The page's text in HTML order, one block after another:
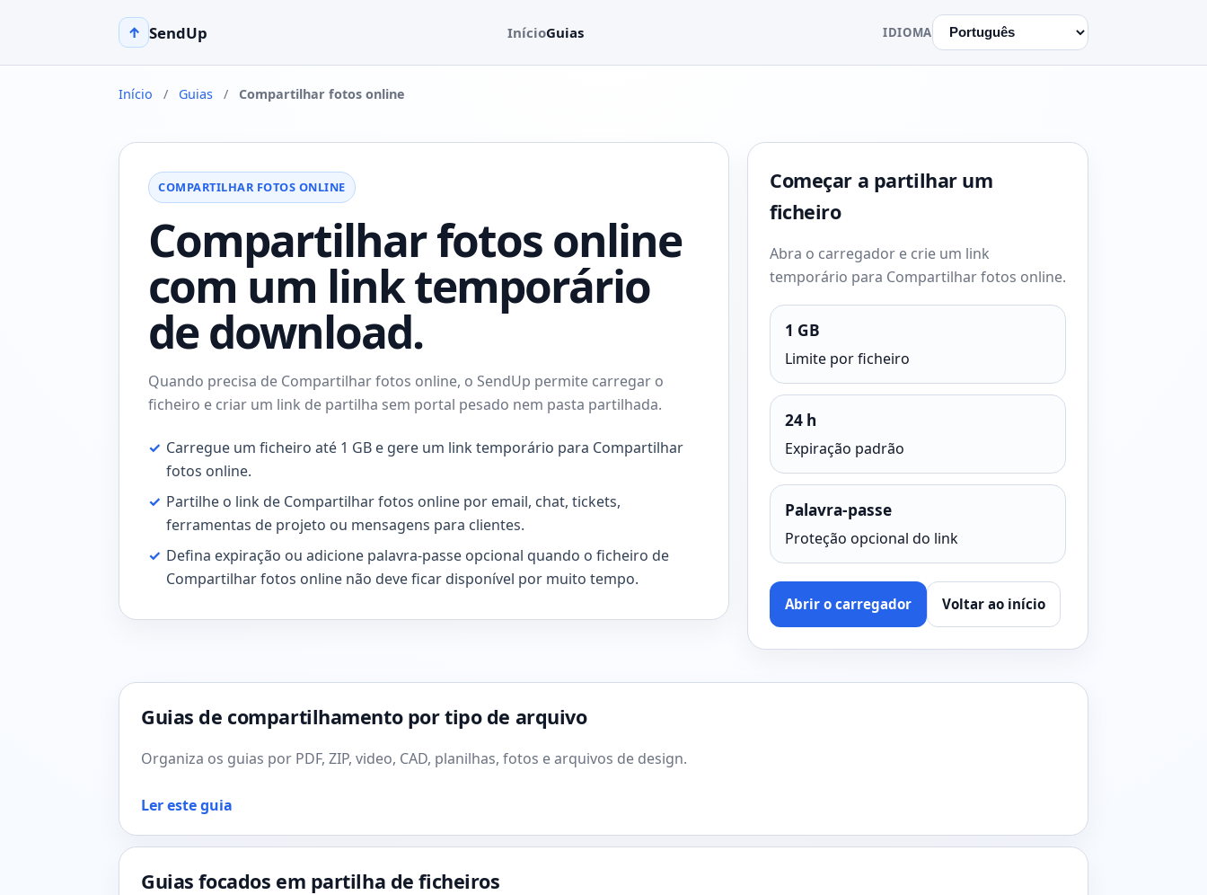
↑ SendUp InícioGuias IDIOMA
Início / Guias / Compartilhar fotos online
COMPARTILHAR FOTOS ONLINE
Compartilhar fotos online
com um link temporário
de download.
Quando precisa de Compartilhar fotos online, o SendUp permite carregar o
ficheiro e criar um link de partilha sem portal pesado nem pasta partilhada.
✓ Carregue um ficheiro até 1 GB e gere um link temporário para Compartilhar
fotos online.
✓ Partilhe o link de Compartilhar fotos online por email, chat, tickets,
ferramentas de projeto ou mensagens para clientes.
✓ Defina expiração ou adicione palavra-passe opcional quando o ficheiro de
Compartilhar fotos online não deve ficar disponível por muito tempo.
Começar a partilhar um
ficheiro
Abra o carregador e crie um link
temporário para Compartilhar fotos online.
1 GB
Limite por ficheiro
24 h
Expiração padrão
Palavra-passe
Proteção opcional do link
Abrir o carregador Voltar ao início
Guias de compartilhamento por tipo de arquivo
Organiza os guias por PDF, ZIP, video, CAD, planilhas, fotos e arquivos de design.
Ler este guia
Guias focados em partilha de ficheiros